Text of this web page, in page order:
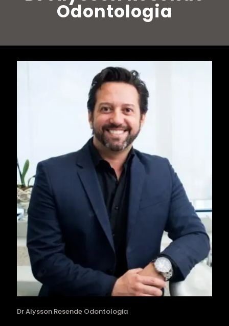
Odontologia
Dr Alysson Resende Odontologia